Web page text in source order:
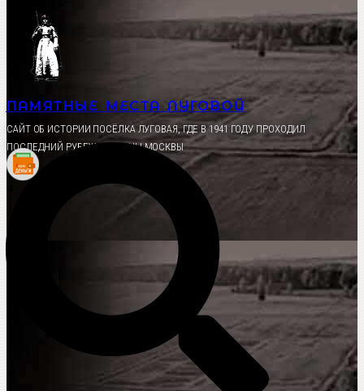
Перейти
содержимому
ПАМЯТНЫЕ МЕСТА ЛУГОВОЙ
CАЙТ ОБ ИСТОРИИ ПОСЁЛКА ЛУГОВАЯ, ГДЕ В 1941 ГОДУ ПРОХОДИЛ
ПОСЛЕДНИЙ РУБЕЖ ОБОРОНЫ МОСКВЫ